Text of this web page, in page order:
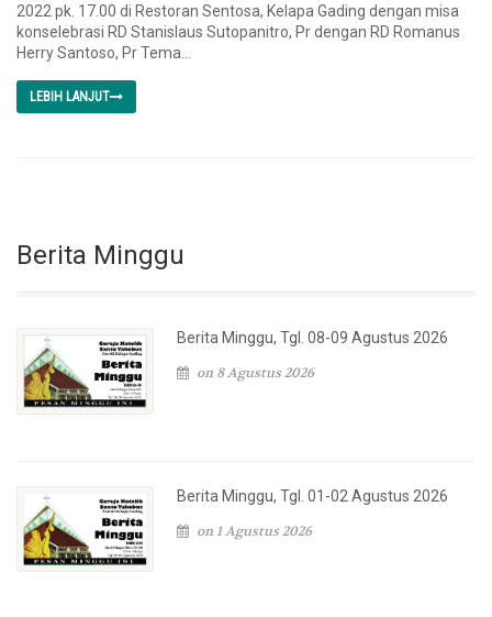
2022 pk. 17.00 di Restoran Sentosa, Kelapa Gading dengan misa
konselebrasi RD Stanislaus Sutopanitro, Pr dengan RD Romanus
Herry Santoso, Pr Tema...
LEBIH LANJUT
Berita Minggu
Berita Minggu, Tgl. 08-09 Agustus 2026
on 8 Agustus 2026
Berita Minggu, Tgl. 01-02 Agustus 2026
on 1 Agustus 2026